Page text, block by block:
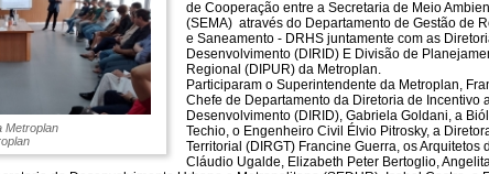
Metroplan
de Cooperação entre a Secretaria de Meio
(SEMA) através do Departamento de Gestão de
e Saneamento - DRHS juntamente com as
Desenvolvimento (DIRID) E Divisão de
Regional (DIPUR) da Metroplan.
Participaram o Superintendente da Metroplan,
Chefe de Departamento da Diretoria de Incentivo
Desenvolvimento (DIRID), Gabriela Goldani, a
Techio, o Engenheiro Civil Élvio Pitrosky, a
Territorial (DIRGT) Francine Guerra, os Arquitetos
Cláudio Ugalde, Elizabeth Peter Bertoglio,